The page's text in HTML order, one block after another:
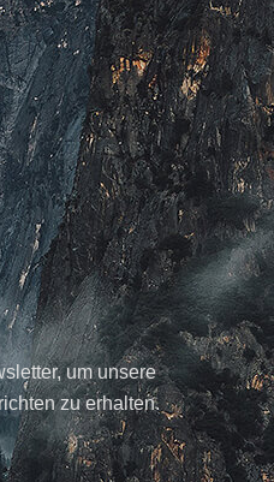
um unsere
zu erhalten.